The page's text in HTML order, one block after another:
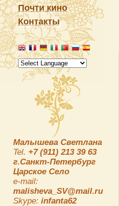
Почти кино
Контакты
Малышева Светлана
Tel. +7 (911) 213 39 63
г.Санкт-Петербург
Царское Село
e-mail:
malisheva_SV@mail.ru
Skype: infanta62